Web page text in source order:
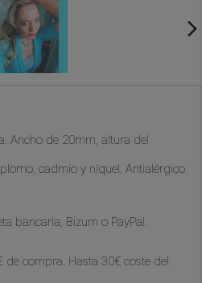
Ancho de 20mm, altura del
cadmio y níquel. Antialérgico.
bancaria, Bizum o PayPal.
de compra. Hasta 30€ coste del